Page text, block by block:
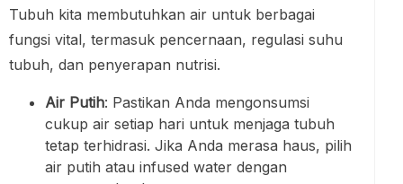
Tubuh kita membutuhkan air untuk berbagai
fungsi vital, termasuk pencernaan, regulasi suhu
tubuh, dan penyerapan nutrisi.
Air Putih: Pastikan Anda mengonsumsi
cukup air setiap hari untuk menjaga tubuh
tetap terhidrasi. Jika Anda merasa haus, pilih
air putih atau infused water dengan